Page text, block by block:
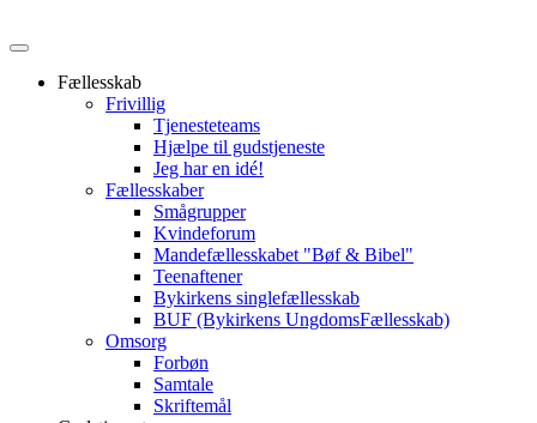
Fællesskab
Frivillig
Tjenesteteams
Hjælpe til gudstjeneste
Jeg har en idé!
Fællesskaber
Smågrupper
Kvindeforum
Mandefællesskabet "Bøf & Bibel"
Teenaftener
Bykirkens singlefællesskab
BUF (Bykirkens UngdomsFællesskab)
Omsorg
Forbøn
Samtale
Skriftemål